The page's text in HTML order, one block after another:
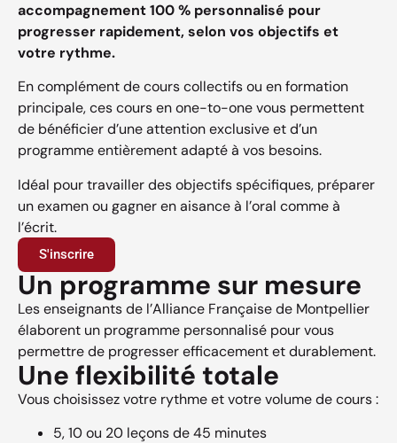
accompagnement 100 % personnalisé pour
progresser rapidement, selon vos objectifs et
votre rythme.
En complément de cours collectifs ou en formation
principale, ces cours en one-to-one vous permettent
de bénéficier d’une attention exclusive et d’un
programme entièrement adapté à vos besoins.
Idéal pour travailler des objectifs spécifiques, préparer
un examen ou gagner en aisance à l’oral comme à
l’écrit.
S'inscrire
Un programme sur mesure
Les enseignants de l’Alliance Française de Montpellier
élaborent un programme personnalisé pour vous
permettre de progresser efficacement et durablement.
Une flexibilité totale
Vous choisissez votre rythme et votre volume de cours :
5, 10 ou 20 leçons de 45 minutes